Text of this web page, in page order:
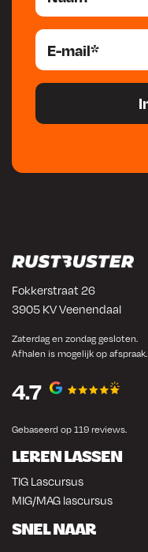
Fokkerstraat 26
3905 KV Veenendaal
Zaterdag en zondag gesloten.
Afhalen is mogelijk op afspraak.
4.7
Gebaseerd op 119 reviews.
LEREN LASSEN
TIG Lascursus
MIG/MAG lascursus
SNEL NAAR